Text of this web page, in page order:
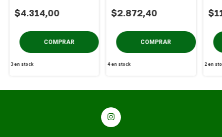
$4.314,00
3en stock
$2.872,40
4en stock 2en